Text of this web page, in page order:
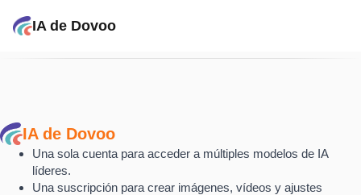
IA de Dovoo
IA de Dovoo
Una sola cuenta para acceder a múltiples modelos de IA
líderes.
Una suscripción para crear imágenes, vídeos y ajustes